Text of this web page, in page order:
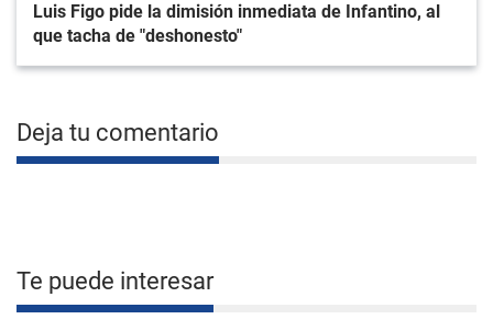
Luis Figo pide la dimisión inmediata de Infantino, al
que tacha de "deshonesto"
Deja tu comentario
Te puede interesar